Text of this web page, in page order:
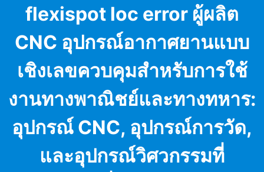
content
flexispot loc error ผู้ผลิต
CNC อุปกรณ์อากาศยานแบบ
เชิงเลขควบคุมสำหรับการใช้
งานทางพาณิชย์และทางทหาร:
อุปกรณ์ CNC, อุปกรณ์การวัด,
และอุปกรณ์วิศวกรรมที่